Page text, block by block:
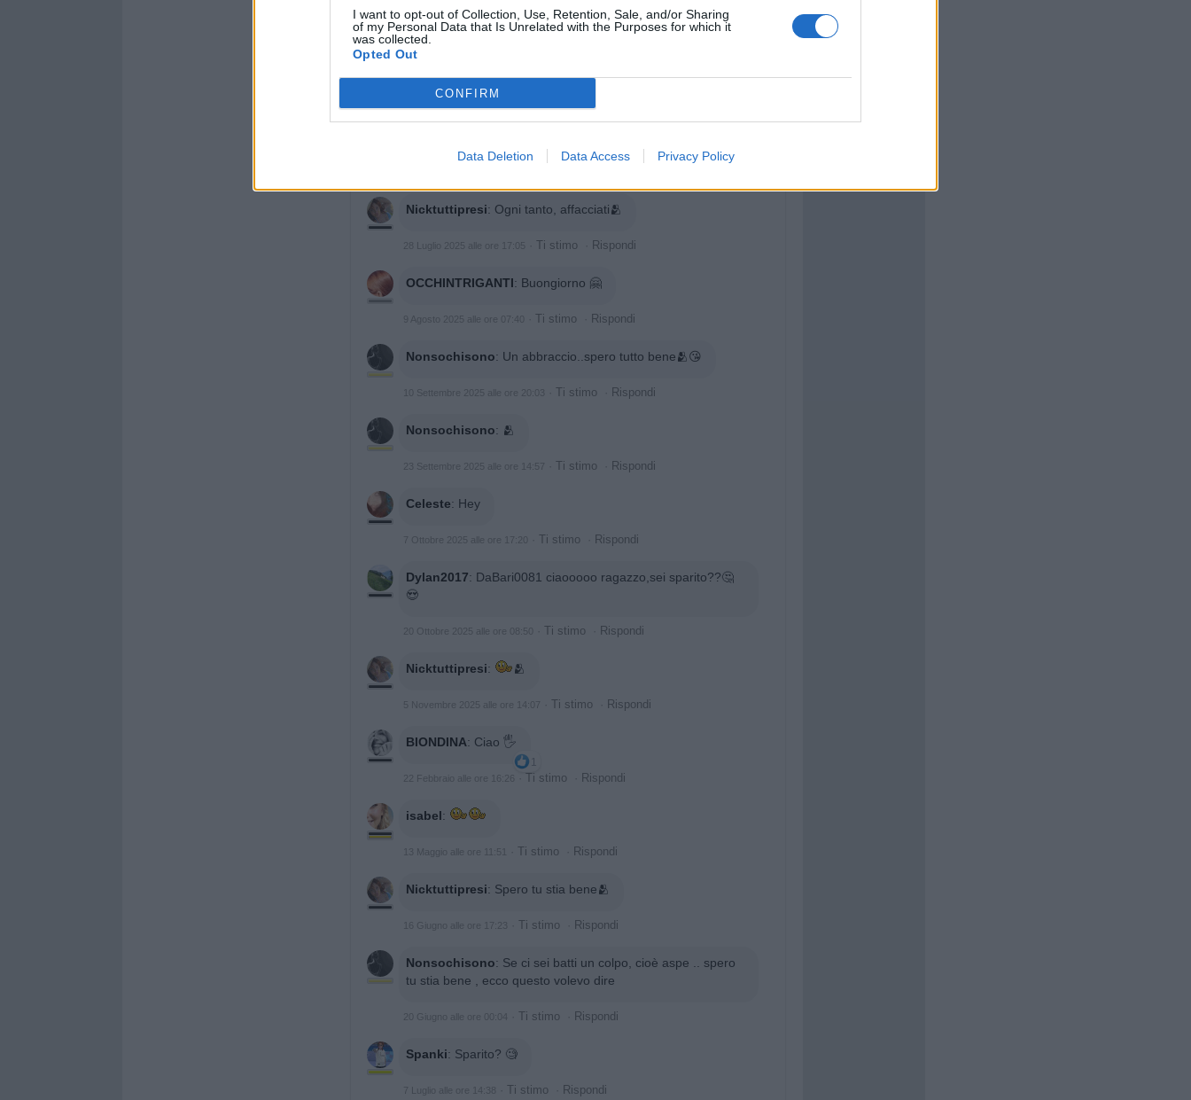
I want to opt-out of Collection, Use, Retention, Sale, and/or Sharing
of my Personal Data that Is Unrelated with the Purposes for which it
was collected.
Opted Out
CONFIRM
Data Deletion Data Access Privacy Policy
Nicktuttipresi: Ogni tanto, affacciati🫂
28 Luglio 2025 alle ore 17:05 Ti stimo Rispondi
OCCHINTRIGANTI: Buongiorno 🤗
9 Agosto 2025 alle ore 07:40 Ti stimo Rispondi
Nonsochisono: Un abbraccio..spero tutto bene🫂😘
10 Settembre 2025 alle ore 20:03 Ti stimo Rispondi
Nonsochisono: 🫂
23 Settembre 2025 alle ore 14:57 Ti stimo Rispondi
Celeste: Hey
7 Ottobre 2025 alle ore 17:20 Ti stimo Rispondi
Dylan2017: DaBari0081 ciaooooo ragazzo,sei sparito??🤔
😍
20 Ottobre 2025 alle ore 08:50 Ti stimo Rispondi
Nicktuttipresi: 🫂
5 Novembre 2025 alle ore 14:07 Ti stimo Rispondi
BIONDINA: Ciao 🖐️
1
22 Febbraio alle ore 16:26 Ti stimo Rispondi
isabel:
13 Maggio alle ore 11:51 Ti stimo Rispondi
Nicktuttipresi: Spero tu stia bene🫂
16 Giugno alle ore 17:23 Ti stimo Rispondi
Nonsochisono: Se ci sei batti un colpo, cioè aspe .. spero
tu stia bene , ecco questo volevo dire
20 Giugno alle ore 00:04 Ti stimo Rispondi
Spanki: Sparito? 🧐
7 Luglio alle ore 14:38 Ti stimo Rispondi